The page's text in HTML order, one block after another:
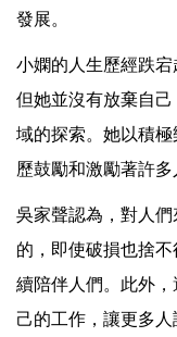
發展。
小嫻的人生歷經跌宕
但她並沒有放棄自
域的探索。她以積
歷鼓勵和激勵著許多
吳家聲認為，對人
的，即使破損也捨
續陪伴人們。此外
己的工作，讓更多